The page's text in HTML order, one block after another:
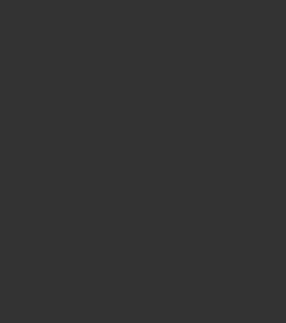
MINI CON LAZO DE BURBUJAS